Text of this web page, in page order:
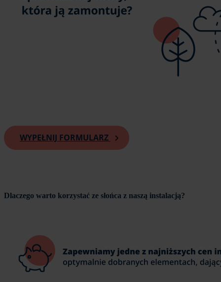
WYPEŁNIJ FORMULARZ
Dlaczego warto korzystać ze słońca z naszą instalacją?